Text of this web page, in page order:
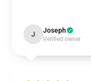
J Joseph
Verified owner